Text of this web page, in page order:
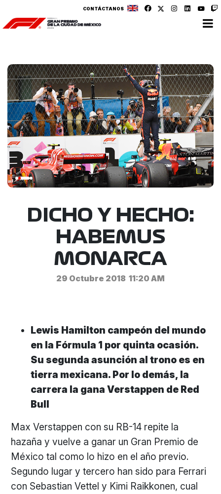
CONTÁCTANOS
DICHO Y HECHO:
HABEMUS
MONARCA
29 Octubre 2018 11:20 AM
Lewis Hamilton campeón del mundo
en la Fórmula 1 por quinta ocasión.
Su segunda asunción al trono es en
tierra mexicana. Por lo demás, la
carrera la gana Verstappen de Red
Bull
Max Verstappen con su RB-14 repite la
hazaña y vuelve a ganar un Gran Premio de
México tal como lo hizo en el año previo.
Segundo lugar y tercero han sido para Ferrari
con Sebastian Vettel y Kimi Raikkonen, cual